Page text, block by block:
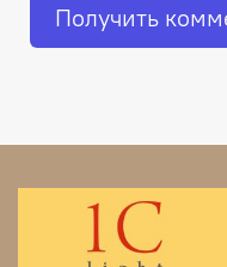
Получить